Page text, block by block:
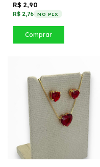
R$ 2,90
R$ 2,76 NO PIX
Comprar